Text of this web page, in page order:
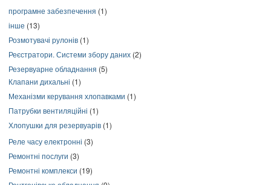
програмне забезпечення (1)
інше (13)
Розмотувачі рулонів (1)
Реєстратори. Системи збору даних (2)
Резервуарне обладнання (5)
Клапани дихальні (1)
Механізми керування хлопавками (1)
Патрубки вентиляційні (1)
Хлопушки для резервуарів (1)
Реле часу електронні (3)
Ремонтні послуги (3)
Ремонтні комплекси (19)